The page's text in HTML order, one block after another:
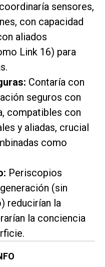
sensores,
con capacidad
aliados
Link 16) para
Contaría con
seguros con
compatibles con
y aliadas, crucial
como
Periscopios
(sin
reducirían la
la conciencia